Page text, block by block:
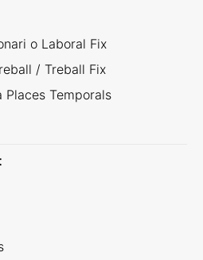
o Laboral Fix
/ Treball Fix
Temporals